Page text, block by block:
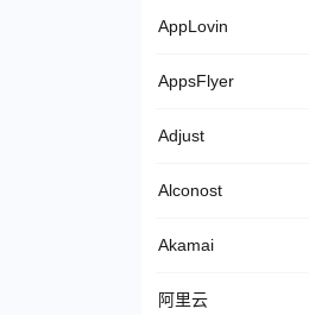
AppLovin
AppsFlyer
Adjust
Alconost
Akamai
阿里云